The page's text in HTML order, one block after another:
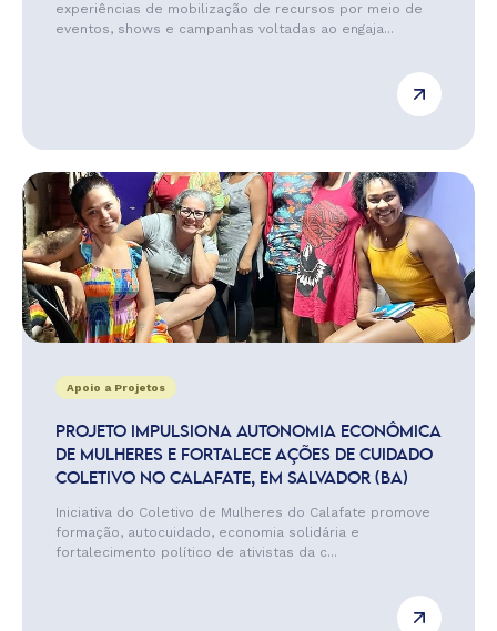
experiências de mobilização de recursos por meio de
eventos, shows e campanhas voltadas ao engaja...
Apoio a Projetos
PROJETO IMPULSIONA AUTONOMIA ECONÔMICA
DE MULHERES E FORTALECE AÇÕES DE CUIDADO
COLETIVO NO CALAFATE, EM SALVADOR (BA)
Iniciativa do Coletivo de Mulheres do Calafate promove
formação, autocuidado, economia solidária e
fortalecimento político de ativistas da c...